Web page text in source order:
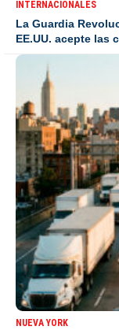
INTERNACIONALES
La Guardia
EE.UU. acepte las
NUEVA YORK